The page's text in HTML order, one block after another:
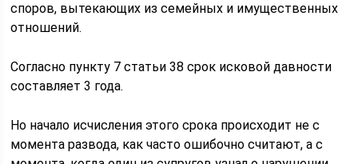
споров, вытекающих из семейных и имущественных
отношений.
Согласно пункту 7 статьи 38 срок исковой давности
составляет 3 года.
Но начало исчисления этого срока происходит не с
момента развода, как часто ошибочно считают, а с